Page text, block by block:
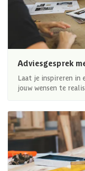
Adviesgesprek
Laat je inspireren in
jouw wensen te